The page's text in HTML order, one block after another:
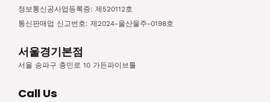
정보통신공사업등록증: 제520112호
통신판매업 신고번호: 제2024-울산울주-0198호
서울경기본점
서울 송파구 충민로 10 가든파이브툴
Call Us